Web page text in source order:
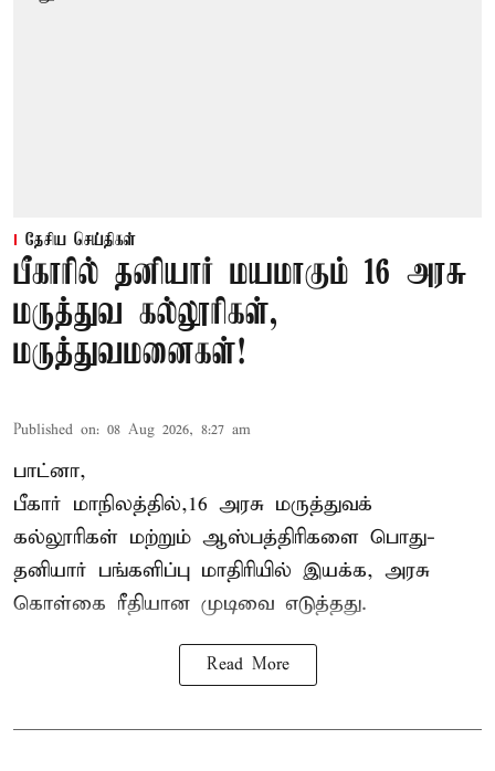
தேசிய செய்திகள்
பீகாரில் தனியார் மயமாகும் 16 அரசு
மருத்துவ கல்லூரிகள்,
மருத்துவமனைகள்!
Published on: 08 Aug 2026, 8:27 am
பாட்னா,
பீகார் மாநிலத்தில்,16 அரசு மருத்துவக்
கல்லூரிகள் மற்றும் ஆஸ்பத்திரிகளை பொது-
தனியார் பங்களிப்பு மாதிரியில் இயக்க, அரசு
கொள்கை ரீதியான முடிவை எடுத்தது.
Read More